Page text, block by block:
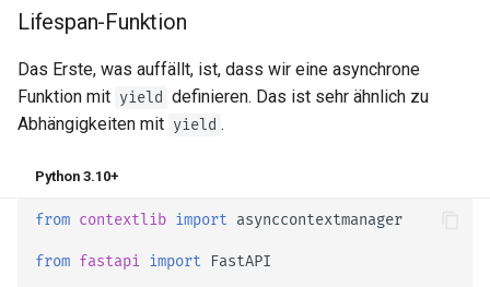
Lifespan-Funktion
Das Erste, was auffällt, ist, dass wir eine asynchrone
Funktion mit yield definieren. Das ist sehr ähnlich zu
Abhängigkeiten mit yield .
Python 3.10+
from contextlib import asynccontextmanager
from fastapi import FastAPI